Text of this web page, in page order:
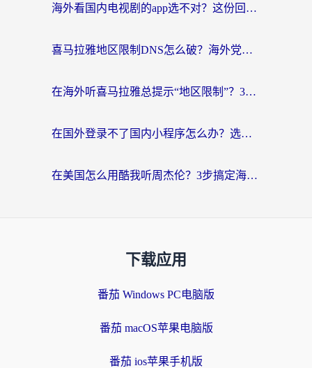
海外看国内电视剧的app选不对？这份回国加速器避坑指南帮你流畅追剧
喜马拉雅地区限制DNS怎么破？海外党听国内音乐听书的终极解决方案
在海外听喜马拉雅总提示“地区限制”？3步轻松解除+听国内音乐全攻略
在国外登录不了国内小程序怎么办？选对回国加速器，轻松解锁国内资源
在美国怎么用酷我听周杰伦？3步搞定海外听歌难题
下载应用
番茄 Windows PC电脑版
番茄 macOS苹果电脑版
番茄 ios苹果手机版